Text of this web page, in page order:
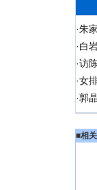
·朱
·白
·访
·女
·郭
■相